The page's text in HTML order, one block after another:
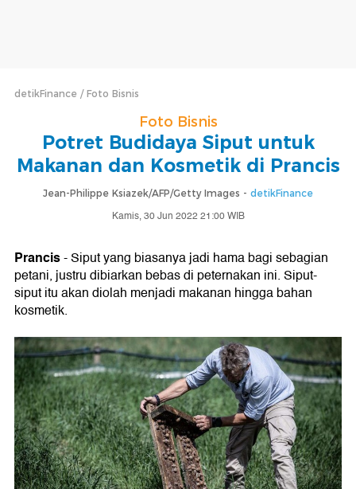
detikFinance Foto Bisnis
Foto Bisnis
Potret Budidaya Siput untuk
Makanan dan Kosmetik di Prancis
Jean-Philippe Ksiazek/AFP/Getty Images - detikFinance
Kamis, 30 Jun 2022 21:00 WIB
Prancis- Siput yang biasanya jadi hama bagi sebagian
petani, justru dibiarkan bebas di peternakan ini. Siput-
siput itu akan diolah menjadi makanan hingga bahan
kosmetik.